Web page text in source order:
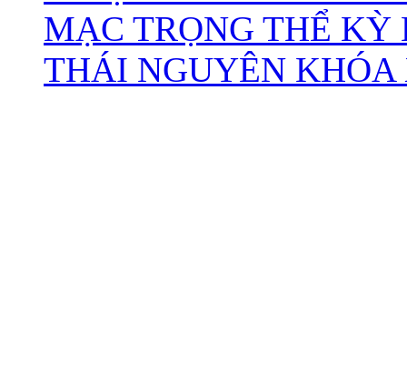
MẠC TRỌNG THỂ
THÁI NGUYÊN KHÓA